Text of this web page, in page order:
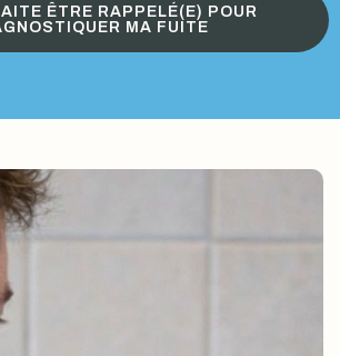
ÊTRE RAPPELÉ(E) POUR
MA FUITE